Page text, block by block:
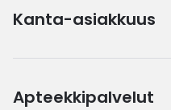
Kanta-asiakkuus
Apteekkipalvelut